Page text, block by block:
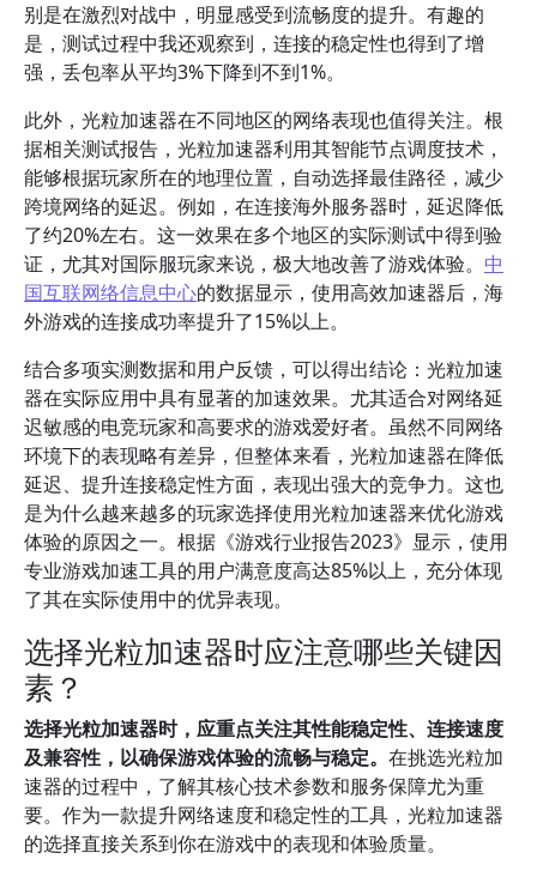
别是在激烈对战中，明显感受到流畅度的提升。有趣的
是，测试过程中我还观察到，连接的稳定性也得到了增
强，丢包率从平均3%下降到不到1%。
此外，光粒加速器在不同地区的网络表现也值得关注。根
据相关测试报告，光粒加速器利用其智能节点调度技术，
能够根据玩家所在的地理位置，自动选择最佳路径，减少
跨境网络的延迟。例如，在连接海外服务器时，延迟降低
了约20%左右。这一效果在多个地区的实际测试中得到验
证，尤其对国际服玩家来说，极大地改善了游戏体验。 中
国互联网络信息中心的数据显示，使用高效加速器后，海
外游戏的连接成功率提升了15%以上。
结合多项实测数据和用户反馈，可以得出结论：光粒加速
器在实际应用中具有显著的加速效果。尤其适合对网络延
迟敏感的电竞玩家和高要求的游戏爱好者。虽然不同网络
环境下的表现略有差异，但整体来看，光粒加速器在降低
延迟、提升连接稳定性方面，表现出强大的竞争力。这也
是为什么越来越多的玩家选择使用光粒加速器来优化游戏
体验的原因之一。根据《游戏行业报告2023》显示，使用
专业游戏加速工具的用户满意度高达85%以上，充分体现
了其在实际使用中的优异表现。
选择光粒加速器时应注意哪些关键因
素？
选择光粒加速器时，应重点关注其性能稳定性、连接速度
及兼容性，以确保游戏体验的流畅与稳定。 在挑选光粒加
速器的过程中，了解其核心技术参数和服务保障尤为重
要。作为一款提升网络速度和稳定性的工具，光粒加速器
的选择直接关系到你在游戏中的表现和体验质量。